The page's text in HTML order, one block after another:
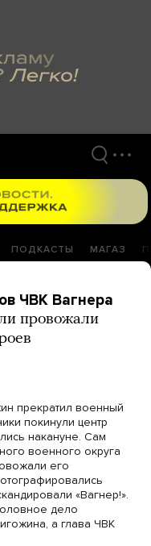
ПОДКАСТЫ МАГАЗ
ЧВК Вагнера
провожали
прекратил военный
покинули центр
накануне. Сам
военного округа
его
«Вагнер!».
дело
а глава ЧВК